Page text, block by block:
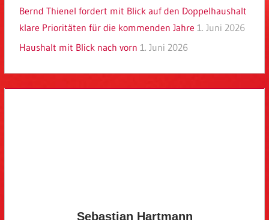
Bernd Thienel fordert mit Blick auf den Doppelhaushalt
klare Prioritäten für die kommenden Jahre 1. Juni 2026
Haushalt mit Blick nach vorn 1. Juni 2026
Sebastian Hartmann